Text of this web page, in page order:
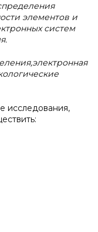
элементов и
систем
исследования,